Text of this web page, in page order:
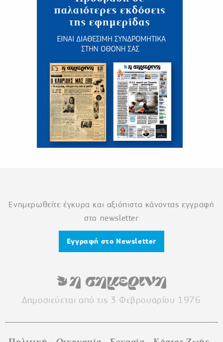
Ενημερωθείτε έγκυρα και αξιόπιστα κάνοντας εγγραφή
στο newsletter
Εγγραφή στο Newsletter
Δημοσιεύεται από τις 3 Φεβρουαρίου 1976